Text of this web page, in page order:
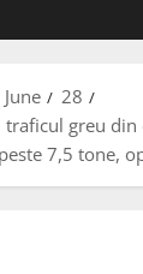
June
28
greu din
7,5 tone,